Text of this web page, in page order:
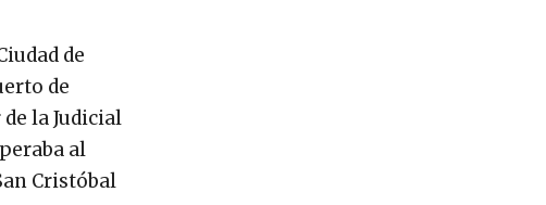
de
de
la Judicial
al
Cristóbal